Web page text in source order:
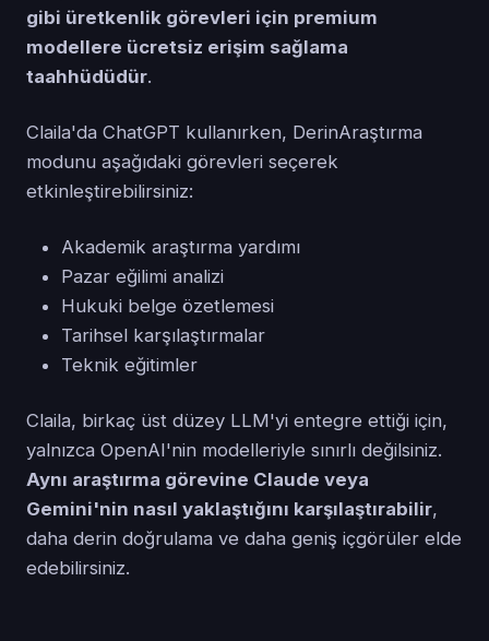
gibi üretkenlik görevleri için premium
modellere ücretsiz erişim sağlama
taahhüdüdür.
Claila'da ChatGPT kullanırken, DerinAraştırma
modunu aşağıdaki görevleri seçerek
etkinleştirebilirsiniz:
Akademik araştırma yardımı
Pazar eğilimi analizi
Hukuki belge özetlemesi
Tarihsel karşılaştırmalar
Teknik eğitimler
Claila, birkaç üst düzey LLM'yi entegre ettiği için,
yalnızca OpenAI'nin modelleriyle sınırlı değilsiniz.
Aynı araştırma görevine Claude veya
Gemini'nin nasıl yaklaştığını karşılaştırabilir,
daha derin doğrulama ve daha geniş içgörüler elde
edebilirsiniz.